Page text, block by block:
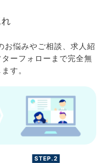
お悩みやご相談、求人紹
ーフォローまで完全無
す。
STEP.2